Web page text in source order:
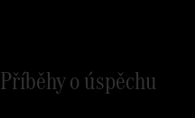
Příběhy o úspěchu